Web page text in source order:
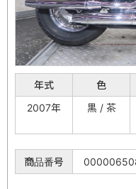
年式 色
2007年
黒 / 茶
商品番号